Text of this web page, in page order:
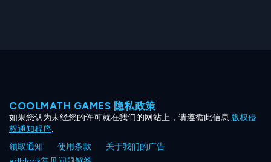
COOLMATH GAMES 隐私政策
如果您认为未经您的许可就在我们的网站上，请遵循此信息版权侵
权通知程序.
领取通知
使用条款
关于我们的广告